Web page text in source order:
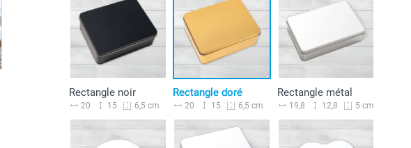
Rectangle noir
20 15 6,5 cm
Rectangle doré
20 15 6,5 cm
Rectangle métal
19,8 12,8 5 cm